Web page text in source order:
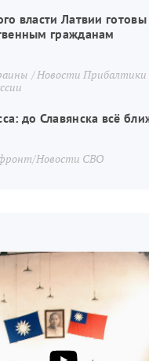
власти Латвии
гражданам
Новости Прибалтики
до Славянска всё
фронт/Новости СВО